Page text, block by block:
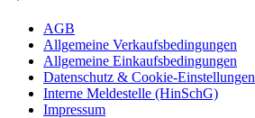
AGB
Allgemeine Verkaufsbedingungen
Allgemeine Einkaufsbedingungen
Datenschutz & Cookie-Einstellungen
Interne Meldestelle (HinSchG)
Impressum